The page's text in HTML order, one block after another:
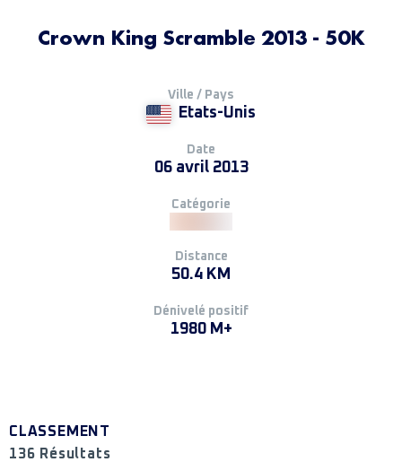
Crown King Scramble 2013 - 50K
Ville / Pays
Etats-Unis
Date
06 avril 2013
Catégorie
Distance
50.4 KM
Dénivelé positif
1980 M+
CLASSEMENT
136 Résultats